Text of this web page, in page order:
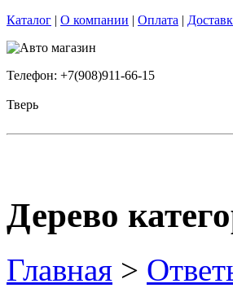
Каталог | О компании | Оплата |
Телефон: +7(908)911-66-15
Тверь
Дерево
Главная >